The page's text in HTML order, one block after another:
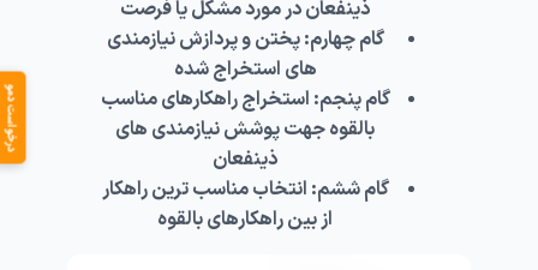
ذینفعان در مورد مشکل یا فرصت
گام چهارم: پختن و پردازش نیازمندی
های استخراج شده
گام پنجم: استخراج راهکارهای مناسب
بالقوه جهت پوشش نیازمندی های
ذینفعان
گام ششم: انتخاب مناسب ترین راهکار
از بین راهکارهای بالقوه
درخواست دمو